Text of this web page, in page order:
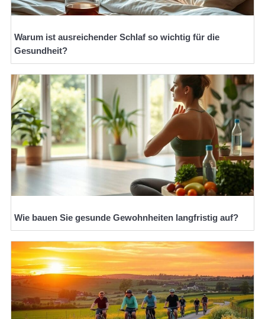
Warum ist ausreichender Schlaf so wichtig für die
Gesundheit?
Wie bauen Sie gesunde Gewohnheiten langfristig auf?